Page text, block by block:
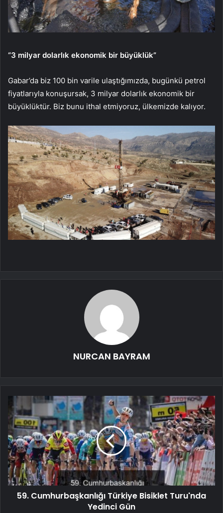
“3 milyar dolarlık ekonomik bir büyüklük”
Gabar’da biz 100 bin varile ulaştığımızda, bugünkü petrol
fiyatlarıyla konuşursak, 3 milyar dolarlık ekonomik bir
büyüklüktür. Biz bunu ithal etmiyoruz, ülkemizde kalıyor.
NURCAN BAYRAM
59. Cumhurbaşkanlığı Türkiye Bisiklet Turu'nda
Yedinci Gün